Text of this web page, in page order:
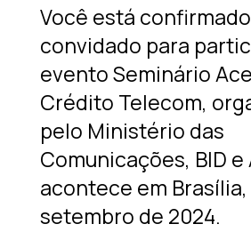
Você está
convidado para
evento Seminário
Crédito Telecom,
pelo Ministério das
Comunicações, BID e
acontece em
setembro de 2024.